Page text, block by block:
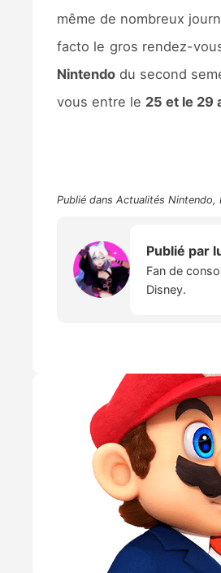
même de nombreux
facto le gros rendez-
Nintendodu second
vous entre le 25 et le 29
Publié dans Actualités Nintendo,
Publié par
Fan de
Disney.